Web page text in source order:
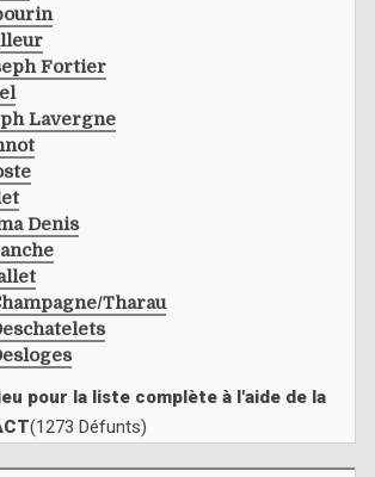
Fortier
Lavergne
Denis
tharau
pour la liste complète à l'aide de la
(1273 Défunts)